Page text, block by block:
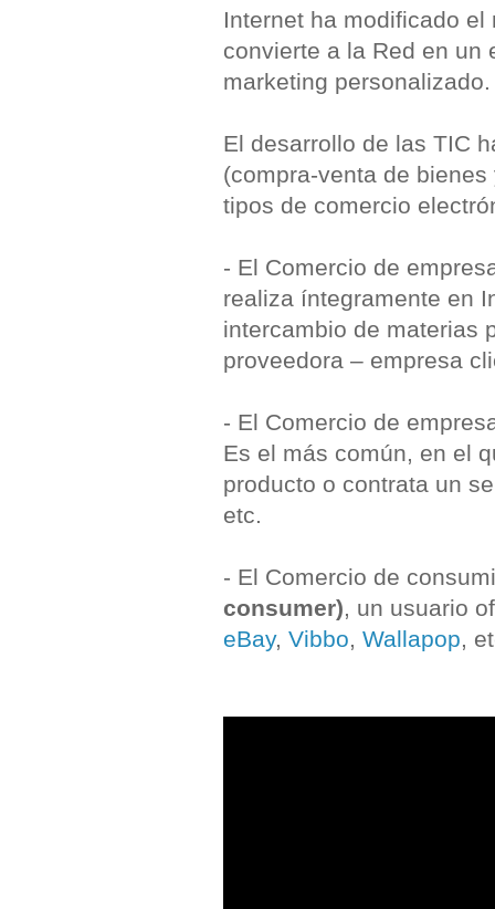
Internet ha modificado
convierte a la Red en un
marketing personalizado.
El desarrollo de las TIC
(compra-venta de
tipos de comercio
- El Comercio de
realiza íntegramente en
intercambio de materias
proveedora – empresa
- El Comercio de
Es el más común, en el
producto o contrata un
etc.
- El Comercio de
consumer), un usuario
eBay, Vibbo, Wallapop,